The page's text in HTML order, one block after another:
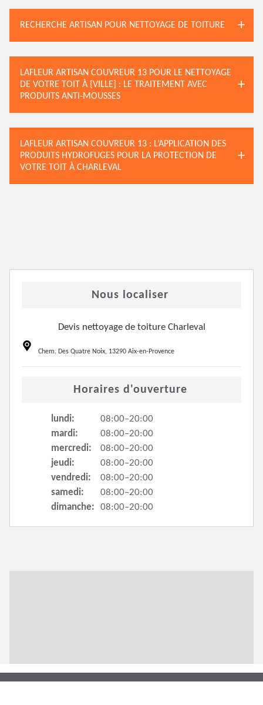
RECHERCHE ARTISAN POUR NETTOYAGE DE TOITURE
LAFLEUR ARTISAN COUVREUR 13 POUR LE NETTOYAGE
DE VOTRE TOIT À {VILLE] : LE TRAITEMENT AVEC
PRODUITS ANTI-MOUSSES
LAFLEUR ARTISAN COUVREUR 13 : L’APPLICATION DES
PRODUITS HYDROFUGES POUR LA PROTECTION DE
VOTRE TOIT À CHARLEVAL
Nous localiser
Devis nettoyage de toiture Charleval
Chem. Des Quatre Noix, 13290 Aix-en-Provence
Horaires d'ouverture
lundi:
08:00–20:00
mardi:
08:00–20:00
mercredi:
08:00–20:00
jeudi:
08:00–20:00
vendredi:
08:00–20:00
samedi:
08:00–20:00
dimanche:
08:00–20:00